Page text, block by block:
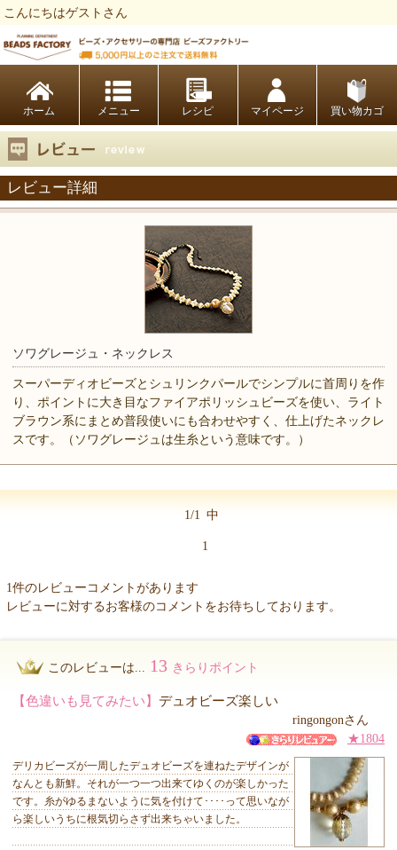
こんにちはゲストさん
ホーム レシピ マイページ 買い物カゴ
レビュー詳細
ソワグレージュ・ネックレス
スーパーディオビーズとシュリンクパールでシンプルに首周りを作
り、ポイントに大き目なファイアポリッシュビーズを使い、ライト
ブラウン系にまとめ普段使いにも合わせやすく、仕上げたネックレ
スです。（ソワグレージュは生糸という意味です。）
1/1 中
1
1件のレビューコメントがあります
レビューに対するお客様のコメントをお待ちしております。
このレビューは... 13 きらりポイント
【色違いも見てみたい】 デュオビーズ楽しい
ringongonさん
★1804
デリカビーズが一周したデュオビーズを連ねたデザインが
なんとも新鮮。それが一つ一つ出来てゆくのが楽しかった
です。糸がゆるまないように気を付けて････って思いなが
ら楽しいうちに根気切らさず出来ちゃいました。